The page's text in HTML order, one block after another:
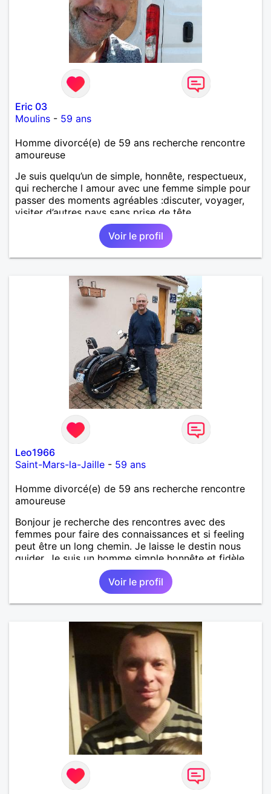
Eric 03
Moulins - 59 ans
Homme divorcé(e) de 59 ans recherche rencontre
amoureuse
Je suis quelqu’un de simple, honnête, respectueux,
qui recherche l amour avec une femme simple pour
passer des moments agréables :discuter, voyager,
visiter d’autres pays sans prise de tête.
Voir le profil
Leo1966
Saint-Mars-la-Jaille - 59 ans
Homme divorcé(e) de 59 ans recherche rencontre
amoureuse
Bonjour je recherche des rencontres avec des
femmes pour faire des connaissances et si feeling
peut être un long chemin. Je laisse le destin nous
guider. Je suis un homme simple honnête et fidèle.
Voir le profil